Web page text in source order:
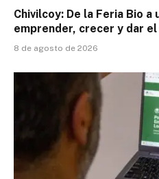
Chivilcoy: De la Feria Bio a
emprender, crecer y dar
8 de agosto de 2026